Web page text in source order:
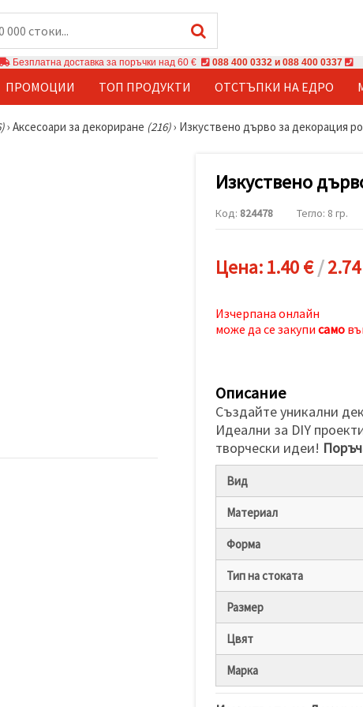
Безплатна доставка за поръчки над 60 € 088 400 0332 и 088 400 0337
ПРОМОЦИИ ТОП ПРОДУКТИ ОТСТЪПКИ НА ЕДРО
› Аксесоари за декориране (216)› Изкуствено дърво за декорация
Изкуствено
Код: 824478 Тегло: 8 гр.
Цена:1.40 €/
Изчерпана онлайн
може да се закупи само
Описание
Създайте уникални
Идеални за DIY
творчески идеи!
Вид
Материал
Форма
Тип на стоката
Размер
Цвят
Марка